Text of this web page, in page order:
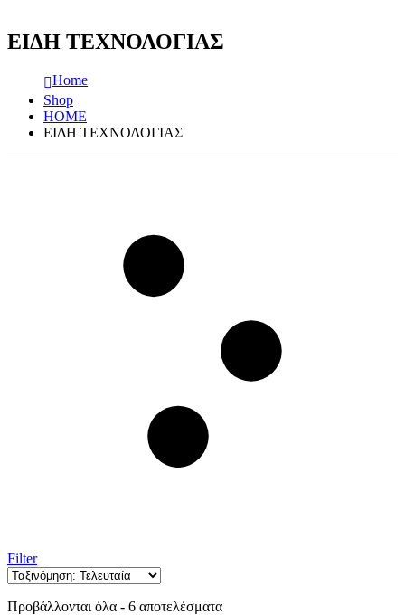
ΕΙΔΗ ΤΕΧΝΟΛΟΓΙΑΣ
Home
Shop
HOME
ΕΙΔΗ ΤΕΧΝΟΛΟΓΙΑΣ
Filter
Προβάλλονται όλα - 6 αποτελέσματαSorted